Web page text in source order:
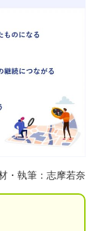
・執筆：志摩若奈